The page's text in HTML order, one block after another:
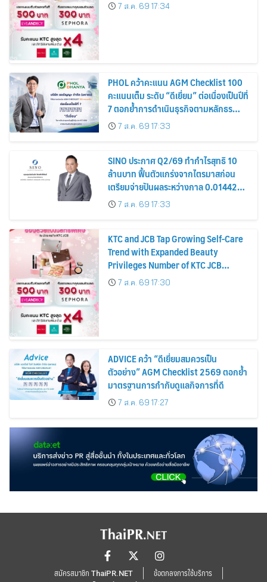
7 ส.ค. 69 17:34
PHOL คว้าคะแนน AGM Checklist 100
คะแนนเต็ม ระดับ “ดีเยี่ยม” ต่อเนื่องเป็นปีที่
7 ตอกย้ำการดำเนินธุรกิจตามหลักธร
รมาภิบาล โปร่งใส สร้างความเชื่อมั่นผู้ถือ
หุ้น
7 ส.ค. 69 17:33
SINO ประกาศ Q2/69 ทำกำไรสุทธิ 10
ล้านบาท ฟื้นตัวแกร่งจากไตรมาสก่อน
เตรียมจ่ายปันผลระหว่างกาล 0.014423
บาทต่อหุ้น ครึ่งปีหลังมุ่งเติบโตต่อเนื่อง
7 ส.ค. 69 17:33
KTC and JCB Tap Growing Self-Care
Trend with Expanded Beauty
Privileges Number of KTC JCB
Cardmembers Spending on
Cosmetics Rises 26%
7 ส.ค. 69 17:30
ADVICE คว้า “ดีเยี่ยมสมควรเป็น
ตัวอย่าง” AGM Checklist 2569 ตอกย้ำ
มาตรฐานการกำกับดูแลกิจการที่ดี
7 ส.ค. 69 17:27
สมัครสมาชิก ThaiPR.NET
ข้อตกลงการใช้บริการ